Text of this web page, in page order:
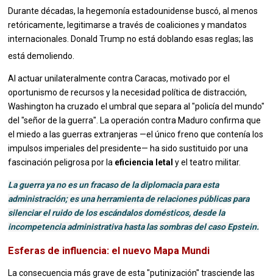
Durante décadas, la hegemonía estadounidense buscó, al menos
retóricamente, legitimarse a través de coaliciones y mandatos
internacionales. Donald Trump no está doblando esas reglas; las
está demoliendo.
Al actuar unilateralmente contra Caracas, motivado por el
oportunismo de recursos y la necesidad política de distracción,
Washington ha cruzado el umbral que separa al "policía del mundo"
del "señor de la guerra". La operación contra Maduro confirma que
el miedo a las guerras extranjeras —el único freno que contenía los
impulsos imperiales del presidente— ha sido sustituido por una
fascinación peligrosa por la eficiencia letal y el teatro militar.
La guerra ya no es un fracaso de la diplomacia para esta
administración; es una herramienta de relaciones públicas para
silenciar el ruido de los escándalos domésticos, desde la
incompetencia administrativa hasta las sombras del caso Epstein.
Esferas de influencia: el nuevo Mapa Mundi
La consecuencia más grave de esta "putinización" trasciende las